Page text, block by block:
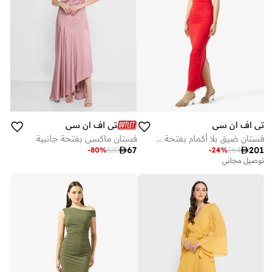
تي اف ان سي
فستان ضيق بلا أكمام بفتحة خلفية ملتفة
201
264
-24%
توصيل مجاني
تي اف ان سي
فستان ماكسي بفتحة جانبية
67
320
-80%